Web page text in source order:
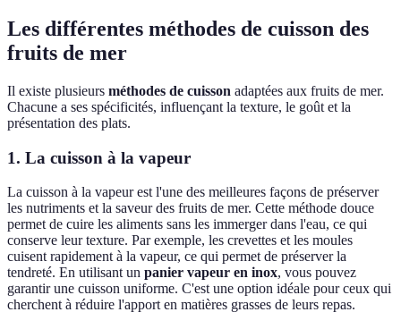
Les différentes méthodes de cuisson des
fruits de mer
Il existe plusieurs méthodes de cuisson adaptées aux fruits de mer.
Chacune a ses spécificités, influençant la texture, le goût et la
présentation des plats.
1. La cuisson à la vapeur
La cuisson à la vapeur est l'une des meilleures façons de préserver
les nutriments et la saveur des fruits de mer. Cette méthode douce
permet de cuire les aliments sans les immerger dans l'eau, ce qui
conserve leur texture. Par exemple, les crevettes et les moules
cuisent rapidement à la vapeur, ce qui permet de préserver la
tendreté. En utilisant un panier vapeur en inox, vous pouvez
garantir une cuisson uniforme. C'est une option idéale pour ceux qui
cherchent à réduire l'apport en matières grasses de leurs repas.